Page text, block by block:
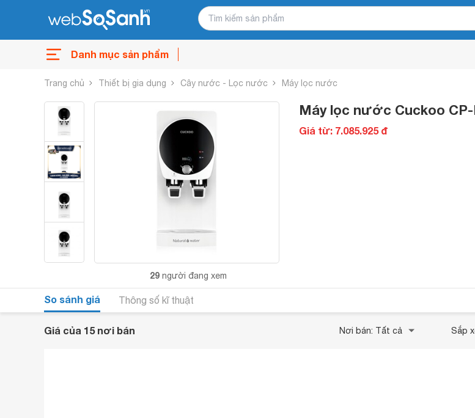
Danh mục sản phẩm
Trang chủ Thiết bị gia dụng Cây nước - Lọc nước Máy lọc nước
29 người đang xem
Máy lọc nước Cuckoo CP-
Giá từ: 7.085.925 đ
So sánh giá Thông số kĩ thuật
Giá của 15 nơi bán Nơi bán: Tất cả Sắp